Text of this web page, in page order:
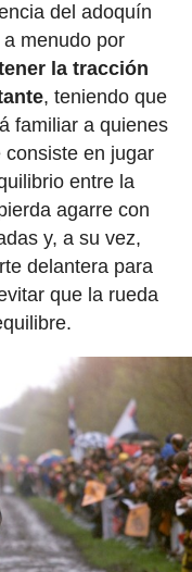
del adoquín
menudo por
la tracción
, teniendo que
familiar a quienes
en jugar
entre la
agarre con
y, a su vez,
delantera para
que la rueda